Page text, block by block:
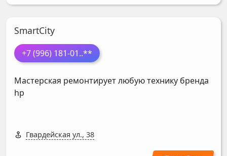
SmartCity
+7 (996) 181-01..**
Мастерская ремонтирует любую технику бренда
hp
Гвардейская ул., 38